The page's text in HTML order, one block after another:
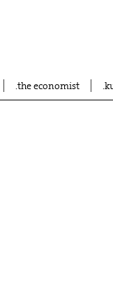
the economist